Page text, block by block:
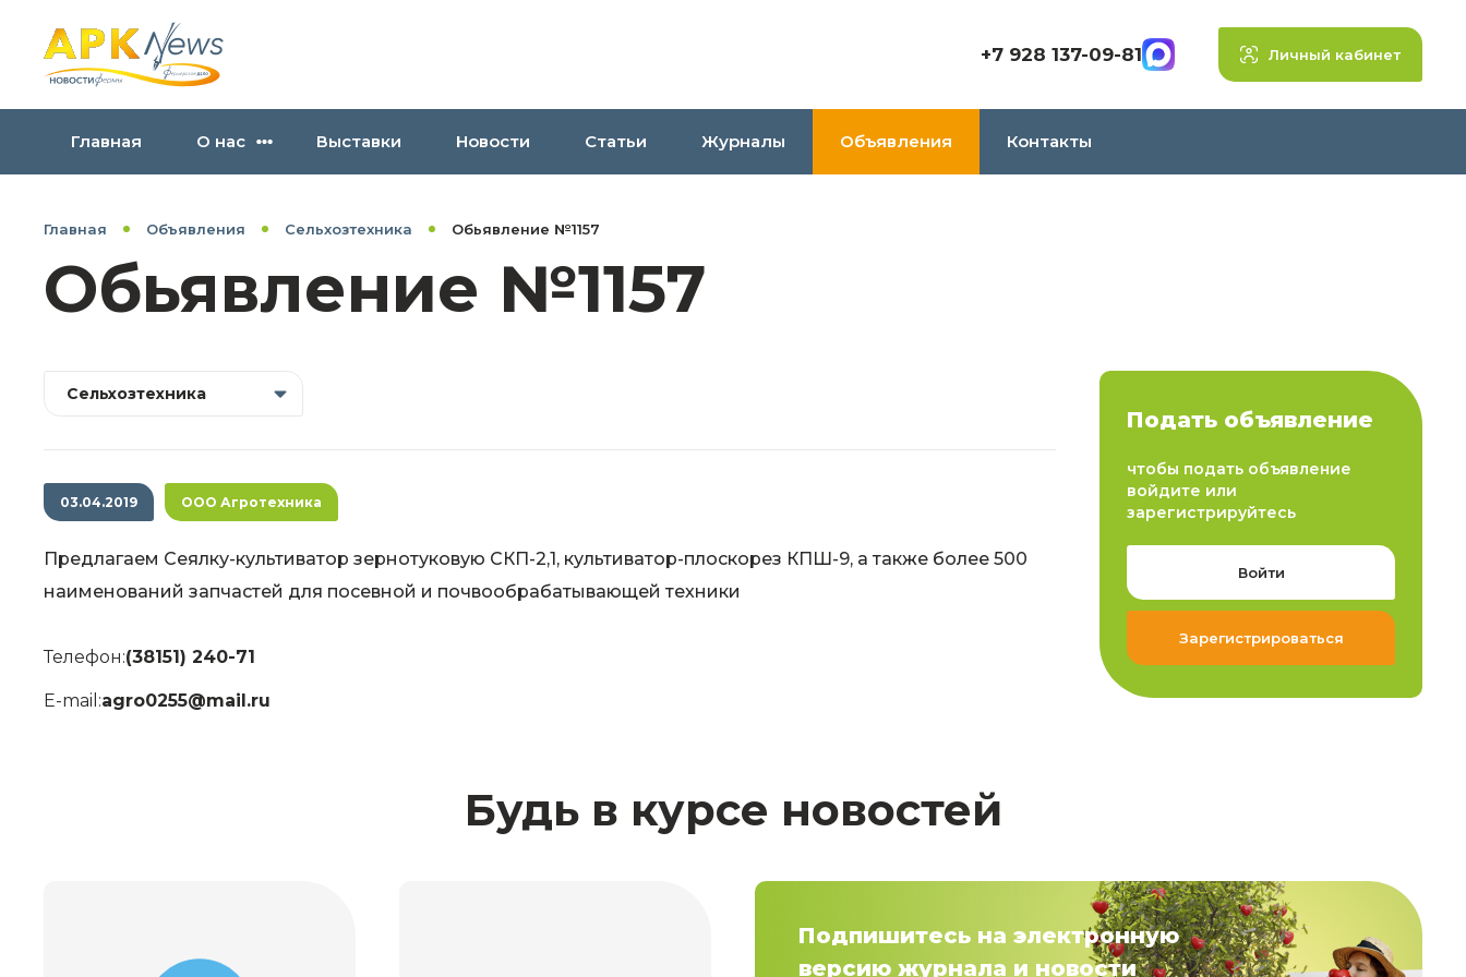
+7 928 137-09-81 Личный кабинет
Главная О нас Выставки Новости Статьи Журналы Объявления Контакты
Главная Объявления Сельхозтехника Обьявление №1157
Обьявление №1157
Подать объявление
чтобы подать объявление
войдите или
зарегистрируйтесь
Войти
Зарегистрироваться
Сельхозтехника
03.04.2019 ООО Агротехника
Предлагаем Сеялку-культиватор зернотуковую СКП-2,1, культиватор-плоскорез КПШ-9, а также более 500
наименований запчастей для посевной и почвообрабатывающей техники
Телефон:(38151) 240-71
E-mail:agro0255@mail.ru
Будь в курсе новостей
Подпишитесь на электронную
версию журнала и новости